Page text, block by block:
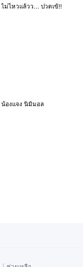
ไม่ไหวแล้วว... ปวดเข้!!
น้องแจง นิมิมอล